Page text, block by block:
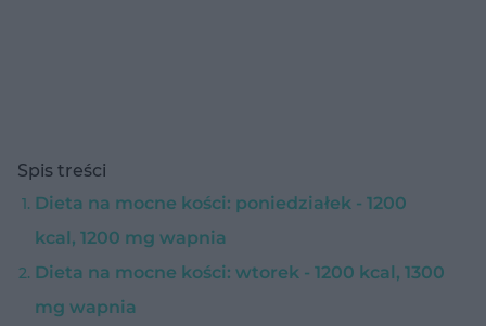
Spis treści
Dieta na mocne kości: poniedziałek - 1200
kcal, 1200 mg wapnia
Dieta na mocne kości: wtorek - 1200 kcal, 1300
mg wapnia